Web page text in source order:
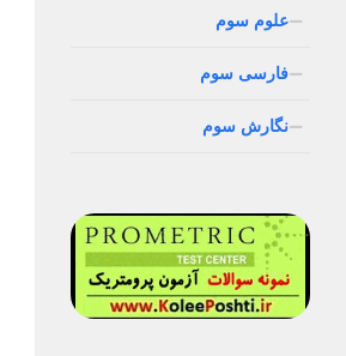
علوم سوم
فارسی سوم
نگارش سوم